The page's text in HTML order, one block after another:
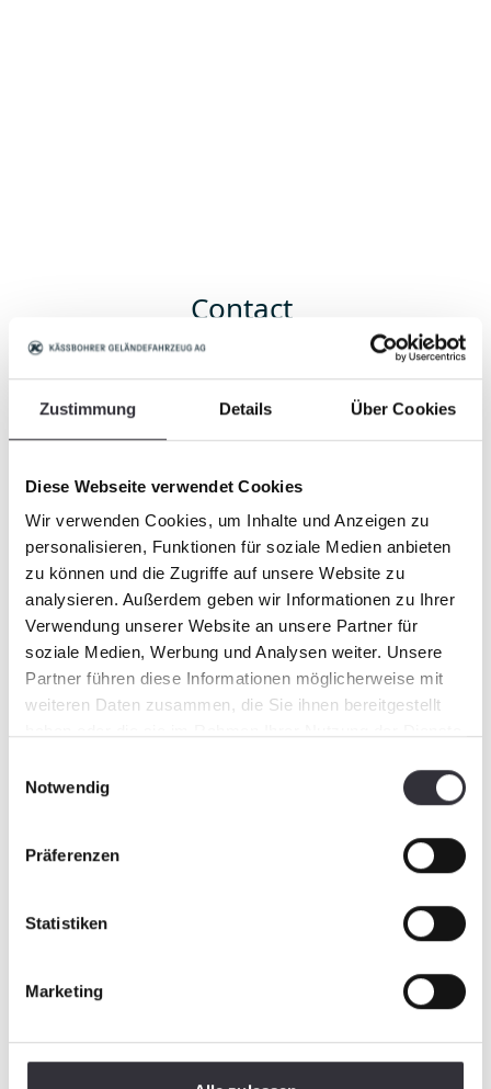
Zustimmung Details Über Cookies
Diese Webseite verwendet Cookies
Wir verwenden Cookies, um Inhalte und Anzeigen zu
personalisieren, Funktionen für soziale Medien anbieten
zu können und die Zugriffe auf unsere Website zu
analysieren. Außerdem geben wir Informationen zu Ihrer
Verwendung unserer Website an unsere Partner für
soziale Medien, Werbung und Analysen weiter. Unsere
Partner führen diese Informationen möglicherweise mit
weiteren Daten zusammen, die Sie ihnen bereitgestellt
Notwendig
Präferenzen
Statistiken
Marketing
Contact
Field
Country
Region